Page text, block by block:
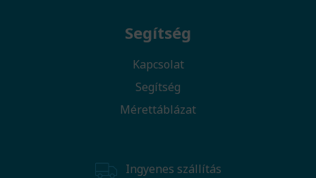
Segítség
Kapcsolat
Segítség
Mérettáblázat
Ingyenes szállítás